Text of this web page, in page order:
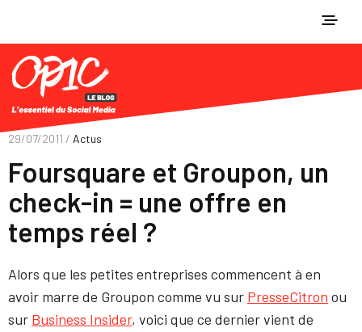
29/07/2011 / Actus
Foursquare et Groupon, un
check-in = une offre en
temps réel ?
Alors que les petites entreprises commencent à en
avoir marre de Groupon comme vu sur PresseCitron ou
sur Business Insider, voici que ce dernier vient de